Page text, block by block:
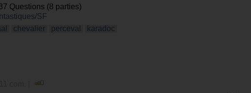
Questions (8 parties)
SF
chevalier perceval karadoc